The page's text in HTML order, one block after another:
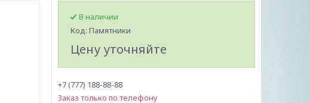
В наличии
Код: Памятники
Цену уточняйте
+7 (777) 188-88-88
Заказ только по телефону